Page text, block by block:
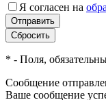
Я согласен на
* - Поля,
Сообщение
Ваше сообщение